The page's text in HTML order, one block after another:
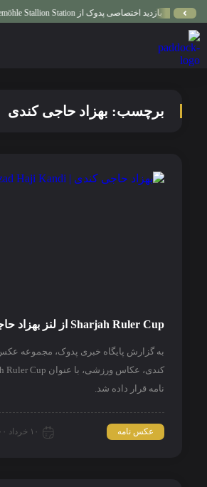
بازدید اختصاصی پدوک از Paul Schockemöhle Stallion Station | بزرگ‌ترین مرکز پرورش اسب آلمان
برچسب: بهزاد حاجی کندی
Sharjah Ruler Cup از لنز بهزاد حاجی کندی
به گزارش پایگاه خبری پدوک، مجموعه
نامه قرار داده شد.
عکس نامه ۱۰ خرداد ۱۴۰۰